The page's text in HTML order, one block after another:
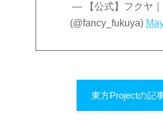
— 【公式】フクヤ
(@fancy_fukuya)
東方Projectの記